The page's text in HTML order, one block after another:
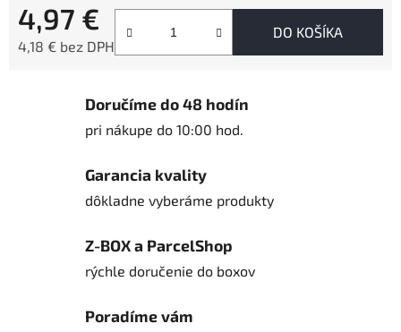
4,97 €
4,18 € bez DPH
DO KOŠÍKA
Doručíme do 48 hodín
pri nákupe do 10:00 hod.
Garancia kvality
dôkladne vyberáme produkty
Z-BOX a ParcelShop
rýchle doručenie do boxov
Poradíme vám